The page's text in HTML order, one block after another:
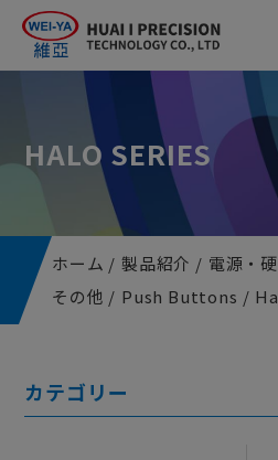
HALO SERIES
ホーム 製品紹介
電源・
その他
Push Buttons
クッキー利用の管理について